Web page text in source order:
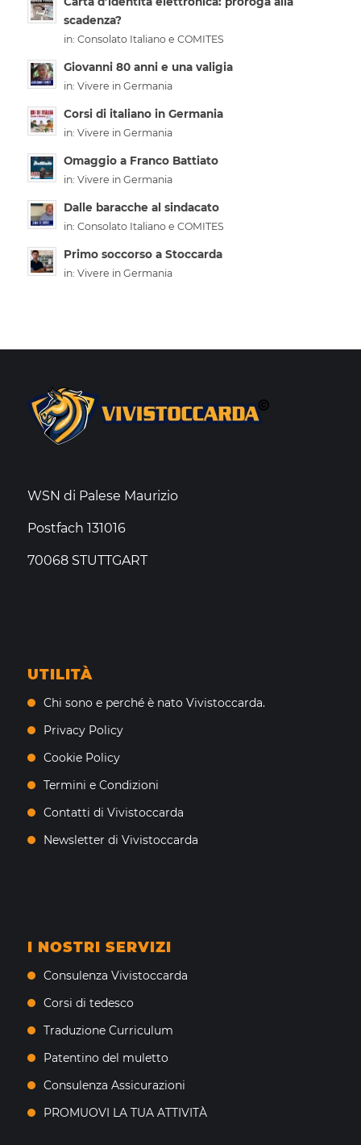
scadenza?
in: Consolato Italiano e COMITES
Giovanni 80 anni e una valigia
in: Vivere in Germania
Corsi di italiano in Germania
in: Vivere in Germania
Omaggio a Franco Battiato
in: Vivere in Germania
Dalle baracche al sindacato
in: Consolato Italiano e COMITES
Primo soccorso a Stoccarda
in: Vivere in Germania
WSN di Palese Maurizio
Postfach 131016
70068 STUTTGART
UTILITÀ
Chi sono e perché è nato Vivistoccarda.
Privacy Policy
Cookie Policy
Termini e Condizioni
Contatti di Vivistoccarda
Newsletter di Vivistoccarda
I NOSTRI SERVIZI
Consulenza Vivistoccarda
Corsi di tedesco
Traduzione Curriculum
Patentino del muletto
Consulenza Assicurazioni
PROMUOVI LA TUA ATTIVITÀ